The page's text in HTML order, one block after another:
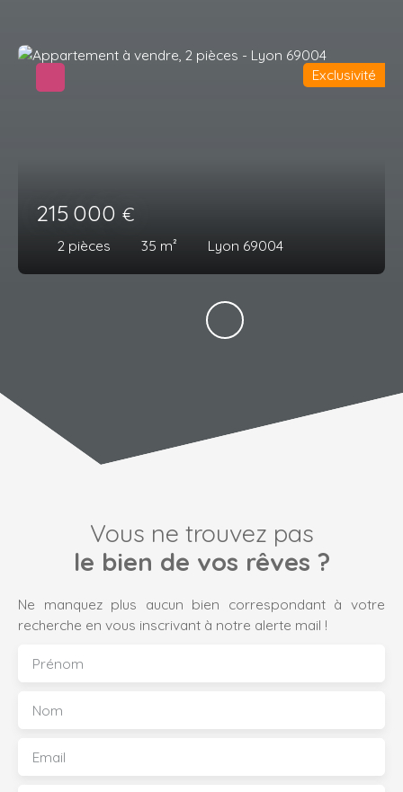
215 000 €
2 pièces 35 m² Lyon 69004
Exclusivité
Vous ne trouvez pas
le bien de vos rêves ?
Ne manquez plus aucun bien correspondant à votre
recherche en vous inscrivant à notre alerte mail !
Prénom
Nom
Email